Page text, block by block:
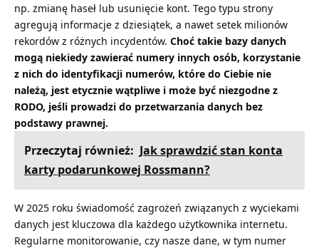
np. zmianę haseł lub usunięcie kont. Tego typu strony
agregują informacje z dziesiątek, a nawet setek milionów
rekordów z różnych incydentów. Choć takie bazy danych
mogą niekiedy zawierać numery innych osób, korzystanie
z nich do identyfikacji numerów, które do Ciebie nie
należą, jest etycznie wątpliwe i może być niezgodne z
RODO, jeśli prowadzi do przetwarzania danych bez
podstawy prawnej.
Przeczytaj również: Jak sprawdzić stan konta
karty podarunkowej Rossmann?
W 2025 roku świadomość zagrożeń związanych z wyciekami
danych jest kluczowa dla każdego użytkownika internetu.
Regularne monitorowanie, czy nasze dane, w tym numer